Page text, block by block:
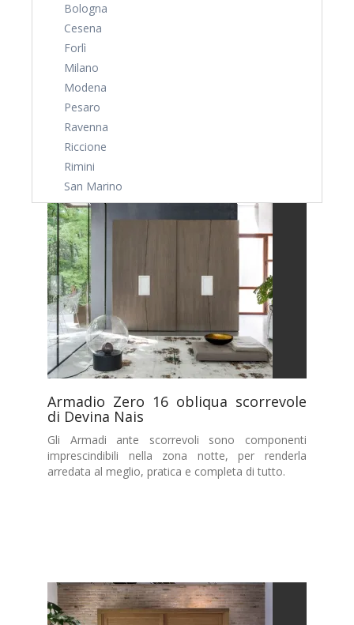
Bologna
Cesena
Forlì
Milano
Modena
Pesaro
Ravenna
Riccione
Rimini
San Marino
Armadio Zero 16 obliqua scorrevole
di Devina Nais
Gli Armadi ante scorrevoli sono componenti
imprescindibili nella zona notte, per renderla
arredata al meglio, pratica e completa di tutto.